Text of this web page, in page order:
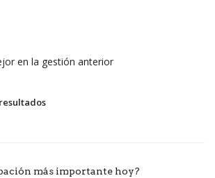
en la gestión anterior
más importante hoy?